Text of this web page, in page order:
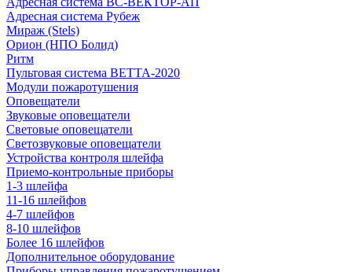
Адресная система Рубеж
Мираж (Stels)
Орион (НПО Болид)
Ритм
Пультовая система ВЕТТА-2020
Модули пожаротушения
Оповещатели
Звуковые оповещатели
Световые оповещатели
Светозвуковые оповещатели
Устройства контроля шлейфа
Приемо-контрольные приборы
1-3 шлейфа
11-16 шлейфов
4-7 шлейфов
8-10 шлейфов
Более 16 шлейфов
Дополнительное оборудование